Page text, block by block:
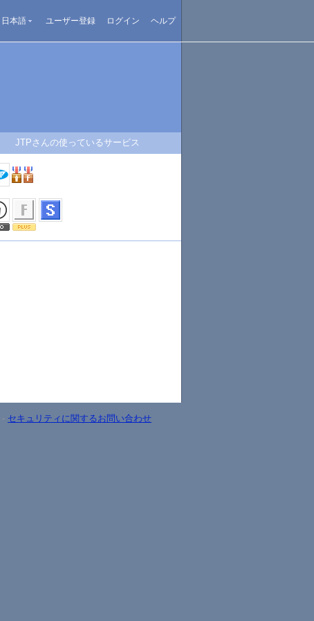
日本語 ユーザー登録 ログイン ヘルプ
JTPさんの使っているサービス
- セキュリティに関するお問い合わせ